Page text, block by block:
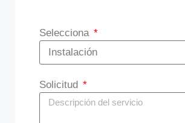
Selecciona
Solicitud